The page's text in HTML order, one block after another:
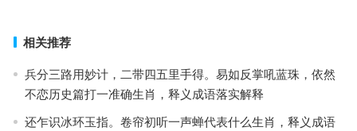
相关推荐
兵分三路用妙计，二带四五里手得。易如反掌吼蓝珠，依然
不恋历史篇打一准确生肖，释义成语落实解释
还乍识冰环玉指。卷帘初听一声蝉代表什么生肖，释义成语